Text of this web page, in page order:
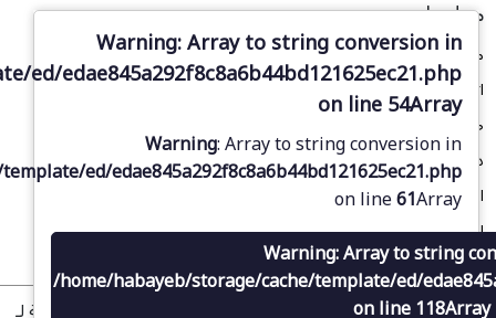
معلومات
من نحن
اتصل بنا
طلب تصميم
دليل المقاسات
المدونة
الأسئلة الشائعة
Warning: Array to string conversion in
edae845a292f8c8a6b44bd121625ec21.php
on line54Array
Warning: Array to string conversion in
ed/edae845a292f8c8a6b44bd121625ec21.php
on line61Array
Warning: Array to string
/home/habayeb/storage/cache/template/ed/
on line118Array